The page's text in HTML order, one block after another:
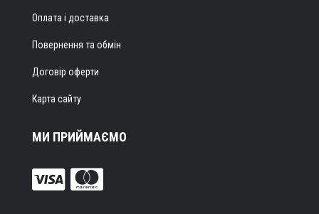
Оплата і доставка
Повернення та обмін
Договір оферти
Карта сайту
МИ ПРИЙМАЄМО